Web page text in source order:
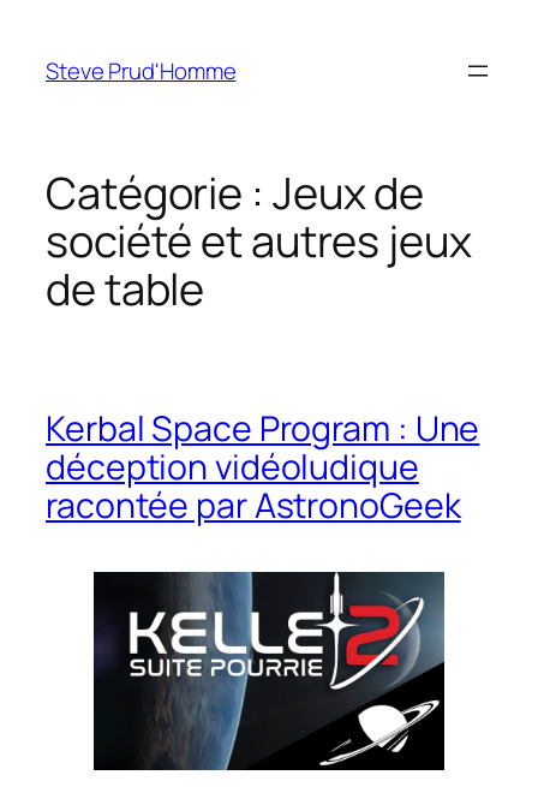
contenu
Steve Prud'Homme
Catégorie : Jeux de
société et autres jeux
de table
Kerbal Space Program : Une
déception vidéoludique
racontée par AstronoGeek